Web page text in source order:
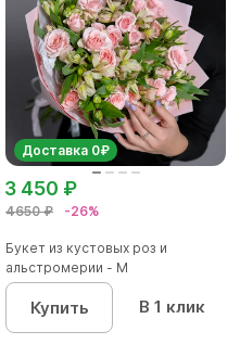
Доставка 0₽
4650 ₽ -26%
3 450 ₽
Букет из кустовых роз и
альстромерии - М
Купить В 1 клик